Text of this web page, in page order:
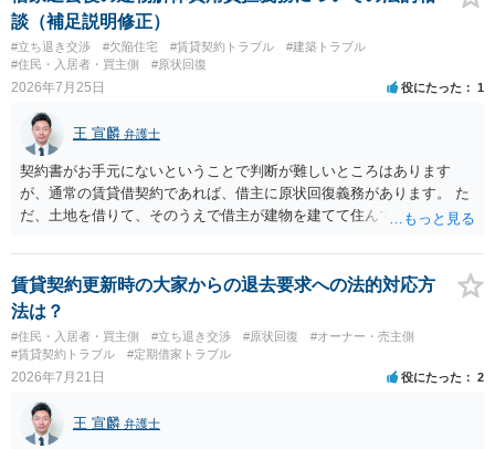
の交渉の中で、一定の金銭をもらえれば退去には応じる旨交渉をして
みるのはいかがでしょうか。 過去に賃借人の許可なく無断で賃貸人が
入室する行為自体は不法行為となり、また刑事的にも住居侵入罪が成
立する可能性がありますので、これを理由に一定の金銭賠償を求める
談（補足説明修正）
#立ち退き交渉 #欠陥住宅 #賃貸契約トラブル
#建築トラブル
#住民・入居者・買主側
#原状回復
2026年7月25日 役にたった 1
王 宣麟 弁護士
契約書がお手元にないということで判断が難しいところはあります
が、通常の賃貸借契約であれば、借主に原状回復義務があります。 た
だ、土地を借りて、そのうえで借主が建物を建てて住んでいたケース
であれば、建物を収去して土地を明渡す義務は原則生じないはずで
す。 その後、建物を平屋に立て替えた場合であっても、貸主の承諾を
得ているのであれば、単純に費用を捻出した側に平屋の所有権が帰属
する、という話になるわけでもないように思います。 そのため、現
状、解体費用を負担することが明確な案件ではないため、まずは相手
に請求の根拠（なぜ当方が平屋の解体費用を負担しなければならない
賃貸契約更新時の大家からの退去要求への法的対応方
法は？
#住民・入居者・買主側 #立ち退き交渉 #原状回復
#オーナー・売主側
#賃貸契約トラブル
#定期借家トラブル
2026年7月21日 役にたった 2
王 宣麟 弁護士